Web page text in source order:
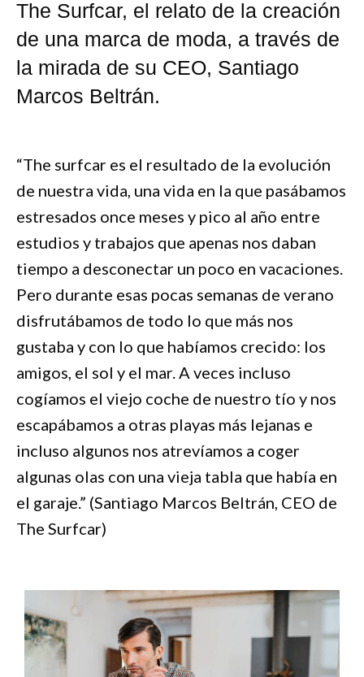
The Surfcar, el relato de la creación
de una marca de moda, a través de
la mirada de su CEO, Santiago
Marcos Beltrán.
“The surfcar es el resultado de la evolución
de nuestra vida, una vida en la que pasábamos
estresados once meses y pico al año entre
estudios y trabajos que apenas nos daban
tiempo a desconectar un poco en vacaciones.
Pero durante esas pocas semanas de verano
disfrutábamos de todo lo que más nos
gustaba y con lo que habíamos crecido: los
amigos, el sol y el mar. A veces incluso
cogíamos el viejo coche de nuestro tío y nos
escapábamos a otras playas más lejanas e
incluso algunos nos atrevíamos a coger
algunas olas con una vieja tabla que había en
el garaje.” (Santiago Marcos Beltrán, CEO de
The Surfcar)